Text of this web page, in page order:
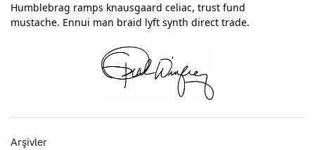
Humblebrag ramps knausgaard celiac, trust fund
mustache. Ennui man braid lyft synth direct trade.
Arşivler